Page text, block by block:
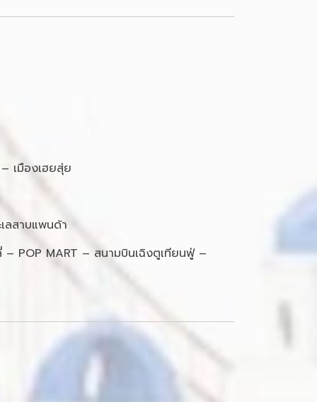
เมืองเฮยสุ่ย
ลสาบแพนด้า
POP MART – สนามบินเฉิงตูเทียนฟู่ –